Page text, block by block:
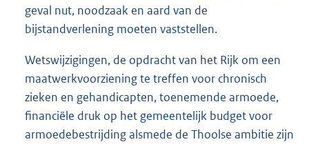
geval nut, noodzaak en aard van de
bijstandverlening moeten vaststellen.
Wetswijzigingen, de opdracht van het Rijk om een
maatwerkvoorziening te treffen voor chronisch
zieken en gehandicapten, toenemende armoede,
financiële druk op het gemeentelijk budget voor
armoedebestrijding alsmede de Thoolse ambitie zijn